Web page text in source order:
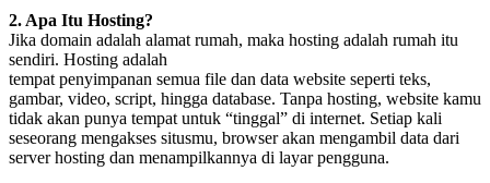
2. Apa Itu Hosting?
Jika domain adalah alamat rumah, maka hosting adalah rumah itu
sendiri. Hosting adalah
tempat penyimpanan semua file dan data website seperti teks,
gambar, video, script, hingga database. Tanpa hosting, website kamu
tidak akan punya tempat untuk “tinggal” di internet. Setiap kali
seseorang mengakses situsmu, browser akan mengambil data dari
server hosting dan menampilkannya di layar pengguna.